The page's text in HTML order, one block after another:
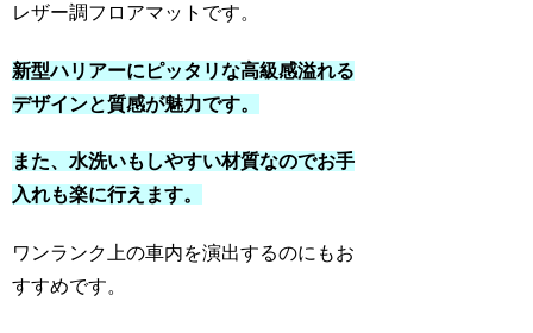
レザー調フロアマットです。
新型ハリアーにピッタリな高級感溢れる
デザインと質感が魅力です。
また、水洗いもしやすい材質なのでお手
入れも楽に行えます。
ワンランク上の車内を演出するのにもお
すすめです。